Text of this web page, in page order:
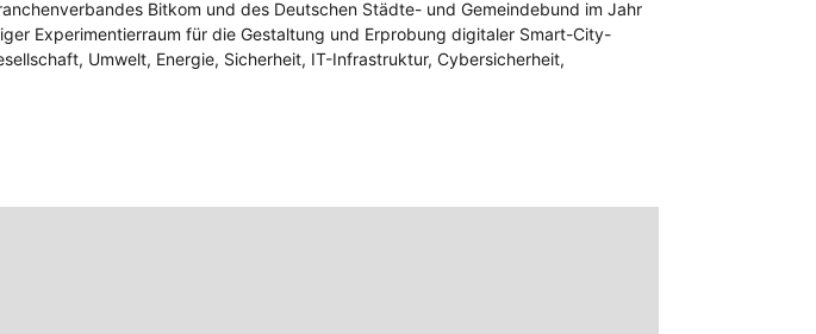
Bitkom und des Deutschen Städte- und Gemeindebund im Jahr
Experimentierraum für die Gestaltung und Erprobung digitaler Smart-City-
Umwelt, Energie, Sicherheit, IT-Infrastruktur, Cybersicherheit,